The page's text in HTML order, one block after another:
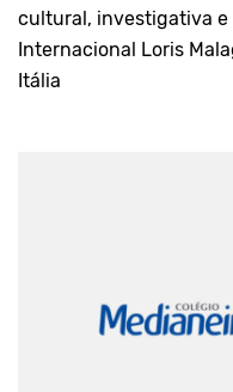
cultural, investigativa
Internacional Loris
Itália